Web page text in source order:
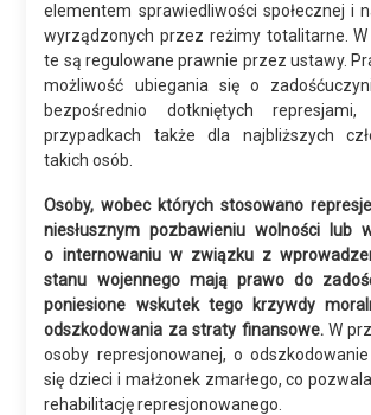
elementem sprawiedliwości społecznej i
wyrządzonych przez reżimy totalitarne.
te są regulowane prawnie przez ustawy.
możliwość ubiegania się o
bezpośrednio dotkniętych
przypadkach także dla najbliższych
takich osób.
Osoby, wobec których stosowano
niesłusznym pozbawieniu wolności lub
o internowaniu w związku z
stanu wojennego mają prawo do
poniesione wskutek tego krzywdy
odszkodowania za straty finansowe. W
osoby represjonowanej, o
się dzieci i małżonek zmarłego, co
rehabilitację represjonowanego.